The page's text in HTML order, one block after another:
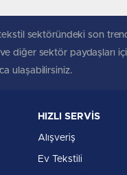
sektöründeki son
diğer sektör paydaşları
ulaşabilirsiniz.
HIZLI SERVİS
Alışveriş
Ev Tekstili